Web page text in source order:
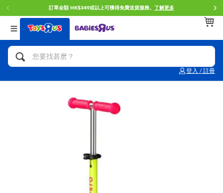
訂單金額 HK$349或以上可獲得免費送貨服務。 了解更多
登入 / 註冊
返回
分類目錄
人氣英雄,角色扮演,射擊玩具
拼砌組合及樂高LEGO
手工藝,文具,蠟筆,泥膠,畫板
返回
品牌
Brunch Brother 早午餐兄弟
Spider-Man蜘蛛俠
Play-Doh培樂多
返回
年齢
0~2歳